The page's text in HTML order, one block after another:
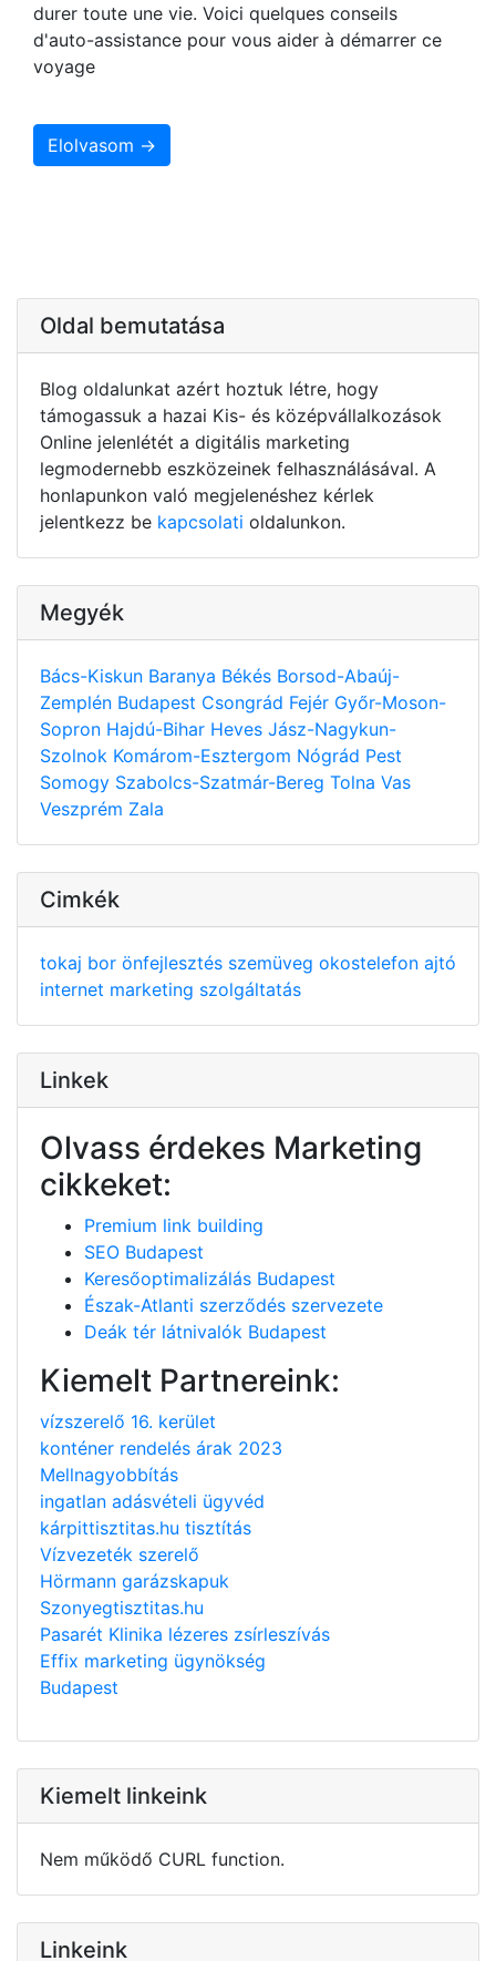
durer toute une vie. Voici quelques conseils
d'auto-assistance pour vous aider à démarrer ce
voyage
Elolvasom →
Oldal bemutatása
Blog oldalunkat azért hoztuk létre, hogy
támogassuk a hazai Kis- és középvállalkozások
Online jelenlétét a digitális marketing
legmodernebb eszközeinek felhasználásával. A
honlapunkon való megjelenéshez kérlek
jelentkezz be kapcsolati oldalunkon.
Megyék
Bács-Kiskun Baranya Békés Borsod-Abaúj-
Zemplén Budapest Csongrád Fejér Győr-Moson-
Sopron Hajdú-Bihar Heves Jász-Nagykun-
Szolnok Komárom-Esztergom Nógrád Pest
Somogy Szabolcs-Szatmár-Bereg Tolna Vas
Veszprém Zala
Cimkék
tokaj bor önfejlesztés szemüveg okostelefon ajtó
internet marketing szolgáltatás
Linkek
Olvass érdekes Marketing
cikkeket:
Premium link building
SEO Budapest
Keresőoptimalizálás Budapest
Észak-Atlanti szerződés szervezete
Deák tér látnivalók Budapest
Kiemelt Partnereink:
vízszerelő 16. kerület
konténer rendelés árak 2023
Mellnagyobbítás
ingatlan adásvételi ügyvéd
kárpittisztitas.hu tisztítás
Vízvezeték szerelő
Hörmann garázskapuk
Szonyegtisztitas.hu
Pasarét Klinika lézeres zsírleszívás
Effix marketing ügynökség
Budapest
Kiemelt linkeink
Nem működő CURL function.
Linkeink